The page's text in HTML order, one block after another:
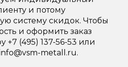
и потому
систему скидок. Чтобы
и оформить заказ
+7 (495) 137-56-53 или
metall.ru.